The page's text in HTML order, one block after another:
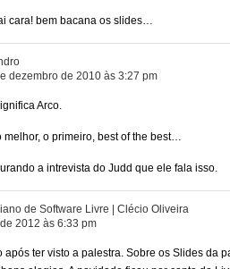
cara! bem bacana os slides…
dezembro de 2010 às 3:27 pm
Arco.
melhor, o primeiro, best of the best…
a intrevista do Judd que ele fala isso.
de Software Livre | Clécio Oliveira
2012 às 6:33 pm
após ter visto a palestra. Sobre os Slides da